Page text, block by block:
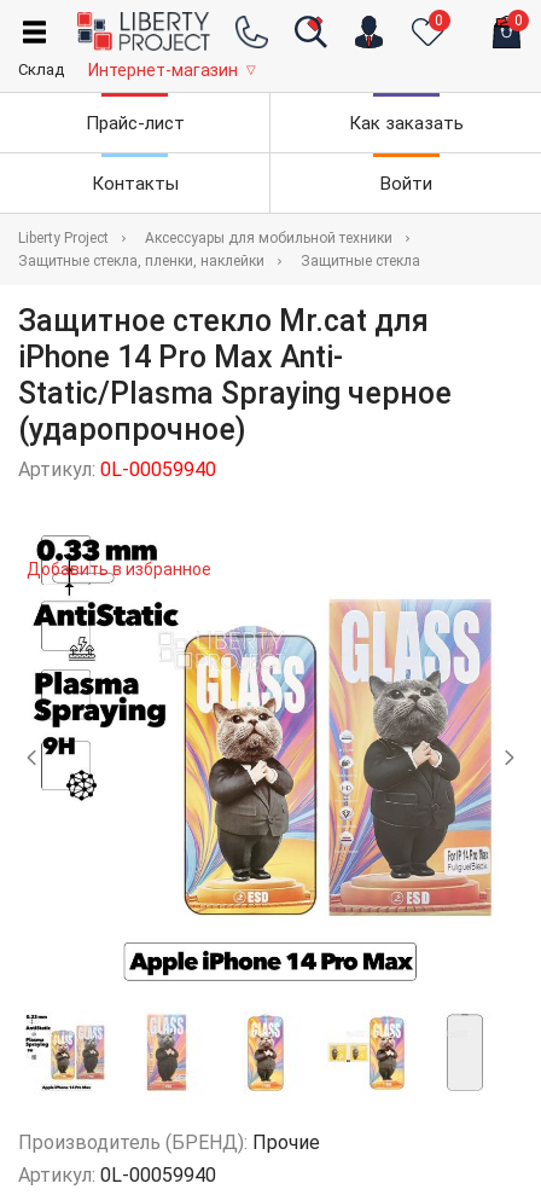
0 0
Склад Интернет-магазин ▽
Прайс-лист Как заказать
Контакты Войти
Liberty Project
Аксессуары для мобильной техники
Защитные стекла, пленки, наклейки
Защитные стекла
Защитное стекло Mr.cat для
iPhone 14 Pro Max Anti-
Static/Plasma Spraying черное
(ударопрочное)
Артикул: 0L-00059940
Добавить в избранное
Производитель (БРЕНД): Прочие
Артикул: 0L-00059940